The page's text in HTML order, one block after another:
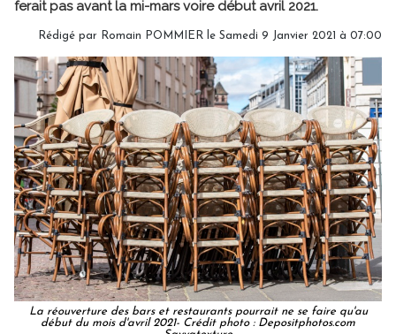
ferait pas avant la mi-mars voire début avril 2021.
Rédigé par Romain POMMIER le Samedi 9 Janvier 2021 à 07:00
La réouverture des bars et restaurants pourrait ne se faire qu'au
début du mois d'avril 2021- Crédit photo : Depositphotos.com